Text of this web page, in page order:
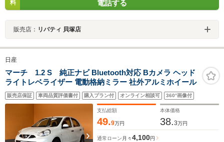
料
電話する
販売店： リバティ 貝塚店
日産
マーチ 1.2 S 純正ナビ Bluetooth対応 Bカメラ ヘッド
ライトレベライザー 電動格納ミラー 社外アルミホイール
販売店保証 車両品質評価書付 購入プラン付 オンライン相談可 360°画像付
支払総額
49.9万円
本体価格
38.3万円
通常ローン 月々4,100円